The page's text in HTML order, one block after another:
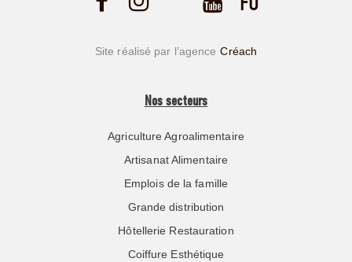
Site réalisé par l’agence Créach
Nos secteurs
Agriculture Agroalimentaire
Artisanat Alimentaire
Emplois de la famille
Grande distribution
Hôtellerie Restauration
Coiffure Esthétique